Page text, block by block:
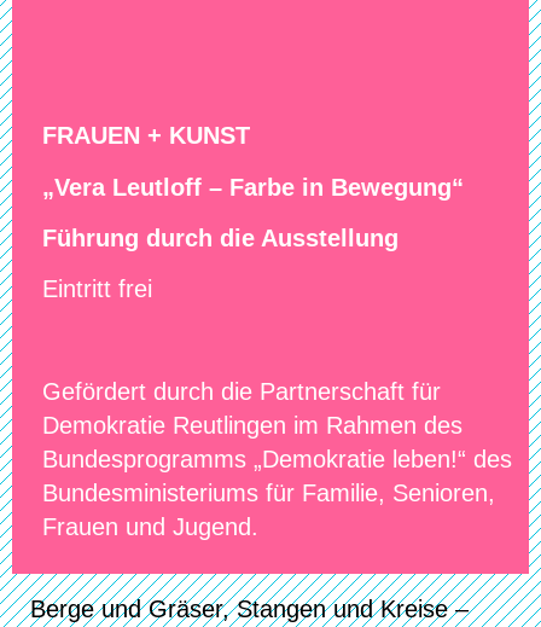
FRAUEN + KUNST
„Vera Leutloff – Farbe in Bewegung“
Führung durch die Ausstellung
Eintritt frei
Gefördert durch die Partnerschaft für
Demokratie Reutlingen im Rahmen des
Bundesprogramms „Demokratie leben!“ des
Bundesministeriums für Familie, Senioren,
Frauen und Jugend.
Berge und Gräser, Stangen und Kreise –